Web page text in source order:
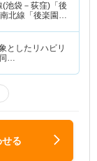
池袋－荻窪)「後
北線「後楽園
としたリハビリ
…
る